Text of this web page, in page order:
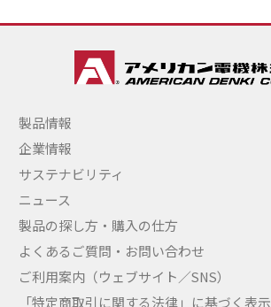
製品情報
企業情報
サステナビリティ
ニュース
製品の探し方・購入の仕方
よくあるご質問・お問い合わせ
ご利用案内（ウェブサイト／SNS）
「特定商取引に関する法律」に基づく表示